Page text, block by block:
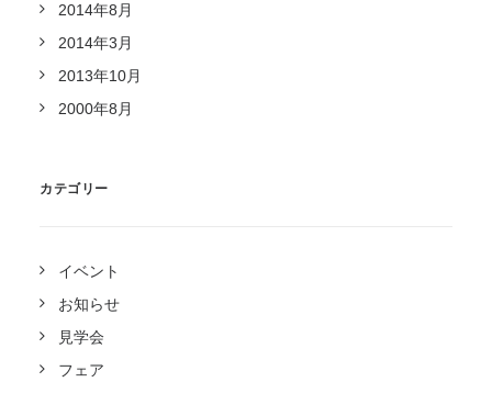
2014年8月
2014年3月
2013年10月
2000年8月
カテゴリー
イベント
お知らせ
見学会
フェア